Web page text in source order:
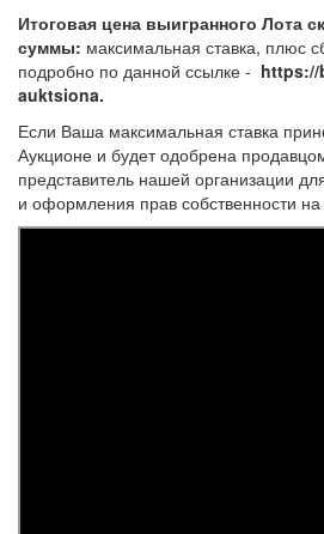
Итоговая цена выигранного Лота
суммы: максимальная ставка, плюс
подробно по данной ссылке - https://
auktsiona.
Если Ваша максимальная ставка
Аукционе и будет одобрена
представитель нашей организации
и оформления прав собственности на